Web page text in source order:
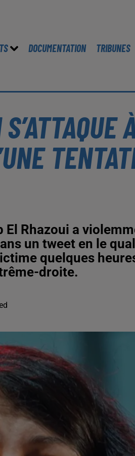
DOCUMENTATION TRIBUNES
Rhazoui a
un tweet en le
quelques
droite.